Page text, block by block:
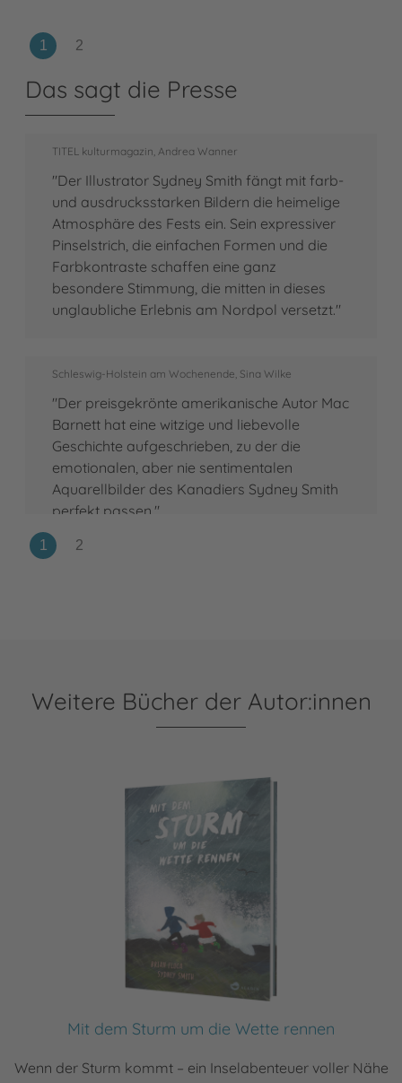
Das sagt die Presse
TITEL kulturmagazin, Andrea Wanner
"Der Illustrator Sydney Smith fängt mit farb-
und ausdrucksstarken Bildern die heimelige
Atmosphäre des Fests ein. Sein expressiver
Pinselstrich, die einfachen Formen und die
Farbkontraste schaffen eine ganz
besondere Stimmung, die mitten in dieses
unglaubliche Erlebnis am Nordpol versetzt."
Schleswig-Holstein am Wochenende, Sina Wilke
"Der preisgekrönte amerikanische Autor Mac
Barnett hat eine witzige und liebevolle
Geschichte aufgeschrieben, zu der die
emotionalen, aber nie sentimentalen
Aquarellbilder des Kanadiers Sydney Smith
perfekt passen."
Weitere Bücher der Autor:innen
Mit dem Sturm um die Wette rennen
Wenn der Sturm kommt – ein Inselabenteuer voller Nähe